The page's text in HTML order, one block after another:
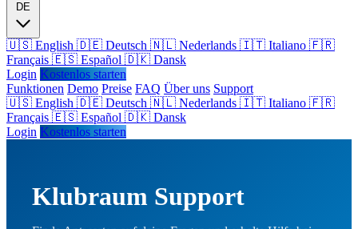
DE
🇺🇸 English 🇩🇪 Deutsch 🇳🇱 Nederlands 🇮🇹 Italiano 🇫🇷
Français 🇪🇸 Español 🇩🇰 Dansk
Login Kostenlos starten
Funktionen Demo Preise FAQ Über uns Support
🇺🇸 English 🇩🇪 Deutsch 🇳🇱 Nederlands 🇮🇹 Italiano 🇫🇷
Français 🇪🇸 Español 🇩🇰 Dansk
Login Kostenlos starten
Klubraum Support